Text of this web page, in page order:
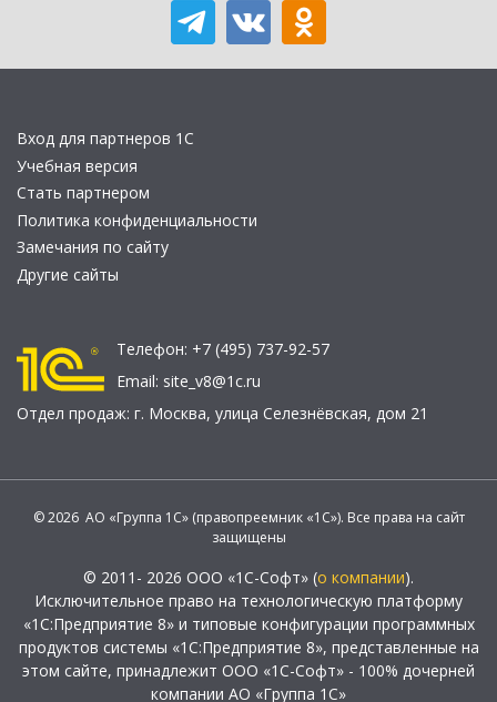
Вход для партнеров 1С
Учебная версия
Стать партнером
Политика конфиденциальности
Замечания по сайту
Другие сайты
Телефон: +7 (495) 737-92-57
Email: site_v8@1c.ru
Отдел продаж: г. Москва, улица Селезнёвская, дом 21
© 2026 АО «Группа 1С» (правопреемник «1С»). Все права на сайт
защищены
© 2011- 2026 ООО «1С-Софт» (о компании).
Исключительное право на технологическую платформу
«1С:Предприятие 8» и типовые конфигурации программных
продуктов системы «1С:Предприятие 8», представленные на
этом сайте, принадлежит ООО «1С-Софт» - 100% дочерней
компании АО «Группа 1С»